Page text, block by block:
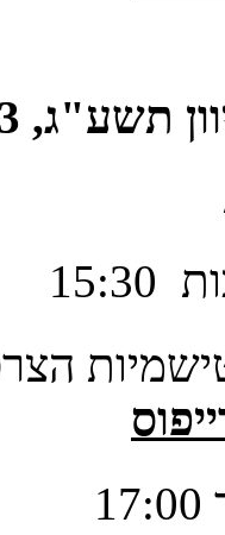
22.5.13
15:30